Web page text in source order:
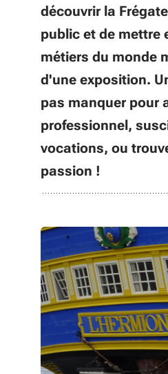
découvrir la
public et de mettre
métiers du monde
d'une exposition.
pas manquer pour
professionnel,
vocations, ou
passion !